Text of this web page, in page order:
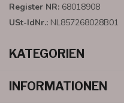
Register NR: 68018908
USt-IdNr.: NL857268028B01
KATEGORIEN
INFORMATIONEN